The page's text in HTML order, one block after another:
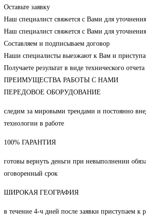
Оставьте заявку
Наш специалист свяжется с Вами для
Наш специалист свяжется с Вами для
Составляем и подписываем договор
Наши специалисты выезжают к Вам и
Получаете результат в виде технического
ПРЕИМУЩЕСТВА РАБОТЫ С НАМИ
ПЕРЕДОВОЕ ОБОРУДОВАНИЕ
следим за мировыми трендами и постоянно
технологии в работе
100% ГАРАНТИЯ
готовы вернуть деньги при невыполнении
оговоренный срок
ШИРОКАЯ ГЕОГРАФИЯ
в течение 4-ч дней после заявки приступаем к